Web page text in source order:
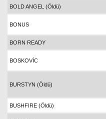
BOLD ANGEL (Öldü)
BONUS
BORN READY
BOSKOVİC
BURSTYN (Öldü)
BUSHFIRE (Öldü)